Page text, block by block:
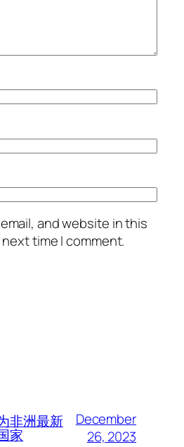
and website in this
time I comment.
非洲最新
家
December
26, 2023